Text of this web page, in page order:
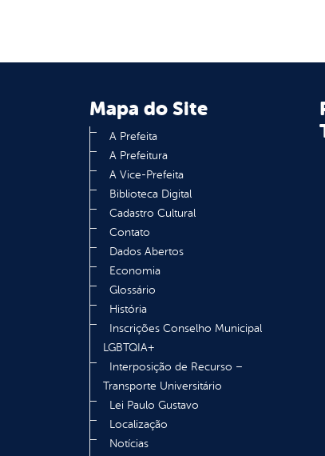
Mapa do Site
A Prefeita
A Prefeitura
A Vice-Prefeita
Biblioteca Digital
Cadastro Cultural
Contato
Dados Abertos
Economia
Glossário
História
Inscrições Conselho Municipal
LGBTQIA+
Interposição de Recurso –
Transporte Universitário
Lei Paulo Gustavo
Localização
Notícias